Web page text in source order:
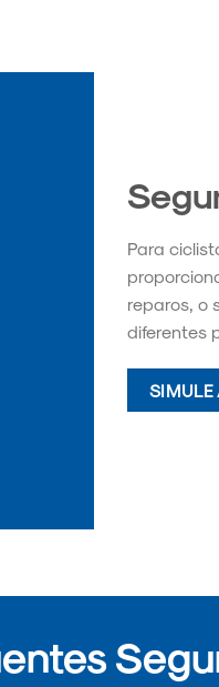
Para
reparos, o
diferentes
SIMULE